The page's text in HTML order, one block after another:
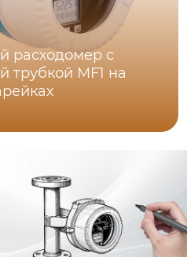
расходомер с
трубкой MF1 на